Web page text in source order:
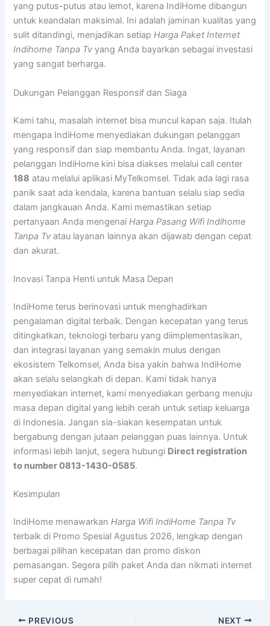
yang putus-putus atau lemot, karena IndiHome dibangun
untuk keandalan maksimal. Ini adalah jaminan kualitas yang
sulit ditandingi, menjadikan setiapHarga Paket Internet
Indihome Tanpa Tv yang Anda bayarkan sebagai investasi
yang sangat berharga.
Dukungan Pelanggan Responsif dan Siaga
Kami tahu, masalah internet bisa muncul kapan saja. Itulah
mengapa IndiHome menyediakan dukungan pelanggan
yang responsif dan siap membantu Anda. Ingat, layanan
pelanggan IndiHome kini bisa diakses melalui call center
188 atau melalui aplikasi MyTelkomsel. Tidak ada lagi rasa
panik saat ada kendala, karena bantuan selalu siap sedia
dalam jangkauan Anda. Kami memastikan setiap
pertanyaan Anda mengenai Harga Pasang Wifi Indihome
Tanpa Tv atau layanan lainnya akan dijawab dengan cepat
dan akurat.
Inovasi Tanpa Henti untuk Masa Depan
IndiHome terus berinovasi untuk menghadirkan
pengalaman digital terbaik. Dengan kecepatan yang terus
ditingkatkan, teknologi terbaru yang diimplementasikan,
dan integrasi layanan yang semakin mulus dengan
ekosistem Telkomsel, Anda bisa yakin bahwa IndiHome
akan selalu selangkah di depan. Kami tidak hanya
menyediakan internet, kami menyediakan gerbang menuju
masa depan digital yang lebih cerah untuk setiap keluarga
di Indonesia. Jangan sia-siakan kesempatan untuk
bergabung dengan jutaan pelanggan puas lainnya. Untuk
informasi lebih lanjut, segera hubungi Direct registration
to number 0813-1430-0585.
Kesimpulan
IndiHome menawarkanHarga Wifi IndiHome Tanpa Tv
terbaik di Promo Spesial Agustus 2026, lengkap dengan
berbagai pilihan kecepatan dan promo diskon
pemasangan. Segera pilih paket Anda dan nikmati internet
super cepat di rumah!
PREVIOUS NEXT